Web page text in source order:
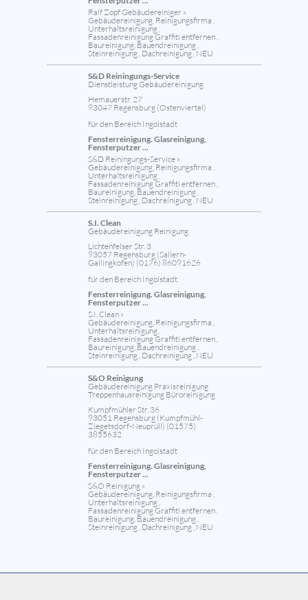
Ralf Zopf Gebäudereiniger »
Gebäudereinigung, Reinigungsfirma ,
Unterhaltsreinigung ,
Fassadenreinigung Graffiti entfernen ,
Baureinigung, Bauendreinigung ,
Steinreinigung , Dachreinigung , NEU
S&D Reiningungs-Service
Dienstleistung Gebäudereinigung
Hemauerstr. 27
93047 Regensburg (Ostenviertel)
für den Bereich Ingolstadt
Fensterreinigung. Glasreinigung,
Fensterputzer ...
S&D Reiningungs-Service »
Gebäudereinigung, Reinigungsfirma ,
Unterhaltsreinigung ,
Fassadenreinigung Graffiti entfernen ,
Baureinigung, Bauendreinigung ,
Steinreinigung , Dachreinigung , NEU
S.I. Clean
Gebäudereinigung Reinigung
Lichtenfelser Str. 3
93057 Regensburg (Sallern-
Gallingkofen) (0176) 86091626
für den Bereich Ingolstadt
Fensterreinigung. Glasreinigung,
Fensterputzer ...
S.I. Clean »
Gebäudereinigung, Reinigungsfirma ,
Unterhaltsreinigung ,
Fassadenreinigung Graffiti entfernen ,
Baureinigung, Bauendreinigung ,
Steinreinigung , Dachreinigung , NEU
S&O Reinigung
Gebäudereinigung Praxisreinigung
Treppenhausreinigung Büroreinigung
Kumpfmühler Str. 36
93051 Regensburg (Kumpfmühl-
Ziegetsdorf-Neuprüll) (01575)
3855632
für den Bereich Ingolstadt
Fensterreinigung. Glasreinigung,
Fensterputzer ...
S&O Reinigung »
Gebäudereinigung, Reinigungsfirma ,
Unterhaltsreinigung ,
Fassadenreinigung Graffiti entfernen ,
Baureinigung, Bauendreinigung ,
Steinreinigung , Dachreinigung , NEU